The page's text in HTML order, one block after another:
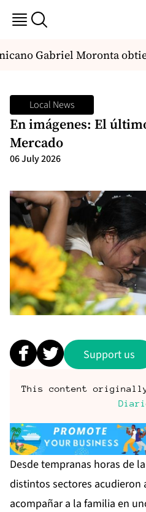
Gabriel Moronta
Local News
En imágenes: El
Mercado
06 July 2026
Support us
This content originally
Desde tempranas horas de
distintos sectores acudieron
acompañar a la familia en